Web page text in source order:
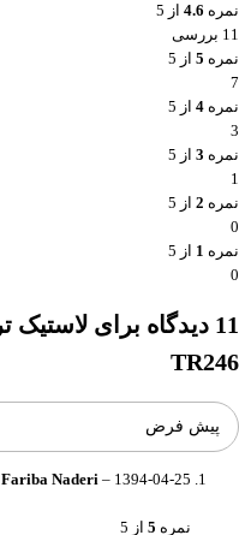
نمره 4.6 از 5
11 بررسی
نمره 5 از 5
7
نمره 4 از 5
3
نمره 3 از 5
1
نمره 2 از 5
0
نمره 1 از 5
0
11 دیدگاه برای
TR246
Fariba Naderi – 1394-04-25
نمره 5 از 5